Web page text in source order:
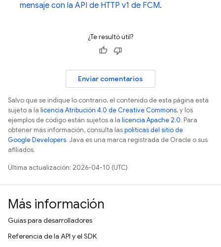
mensaje con la API de HTTP v1 de FCM.
¿Te resultó útil?
Enviar comentarios
Salvo que se indique lo contrario, el contenido de esta página está
sujeto a la licencia Atribución 4.0 de Creative Commons, y los
ejemplos de código están sujetos a la licencia Apache 2.0. Para
obtener más información, consulta laspolíticas del sitio de
Google Developers. Java es una marca registrada de Oracle o sus
afiliados.
Última actualización: 2026-04-10 (UTC)
Más información
Guías para desarrolladores
Referencia de la API y el SDK